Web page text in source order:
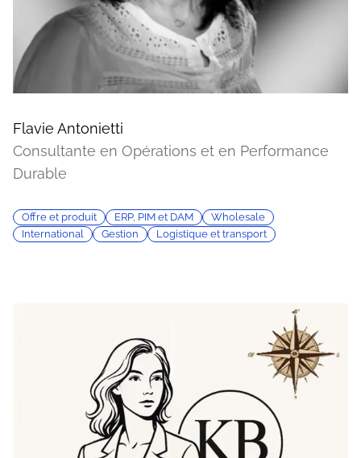
Flavie Antonietti
Consultante en Opérations et en Performance
Durable
Offre et produit ERP, PIM et DAM
Wholesale
International
Gestion Logistique et transport